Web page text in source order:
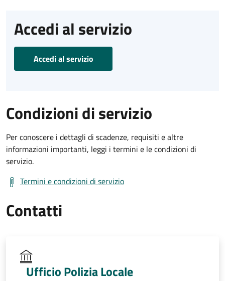
Accedi al servizio
Accedi al servizio
Condizioni di servizio
Per conoscere i dettagli di scadenze, requisiti e altre
informazioni importanti, leggi i termini e le condizioni di
servizio.
Termini e condizioni di servizio
Contatti
Ufficio Polizia Locale